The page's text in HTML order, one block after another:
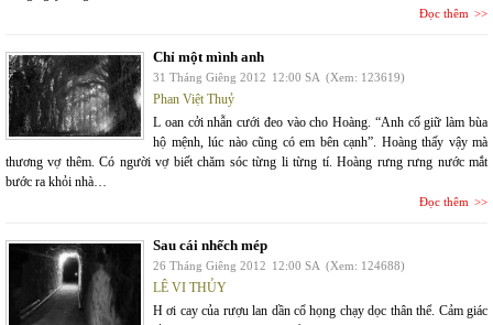
Đọc thêm
Chỉ một mình anh
31 Tháng Giêng 2012 12:00 SA (Xem: 123619)
Phan Việt Thuỷ
L oan cởi nhẫn cưới đeo vào cho Hoàng. “Anh cố giữ làm bùa
hộ mệnh, lúc nào cũng có em bên cạnh”. Hoàng thấy vậy mà
thương vợ thêm. Có người vợ biết chăm sóc từng li từng tí. Hoàng rưng rưng nước mắt
bước ra khỏi nhà…
Đọc thêm
Sau cái nhếch mép
26 Tháng Giêng 2012 12:00 SA (Xem: 124688)
LÊ VI THỦY
H ơi cay của rượu lan dần cổ họng chạy dọc thân thể. Cảm giác